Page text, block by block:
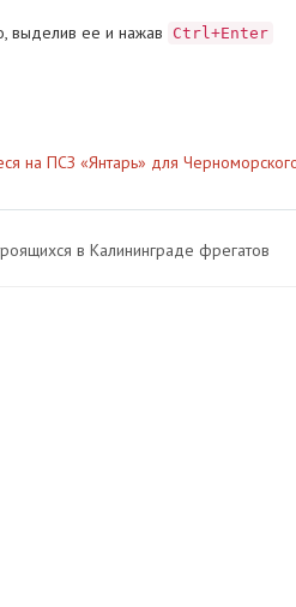
выделив ее и нажав Ctrl+Enter
на ПСЗ «Янтарь» для
в Калининграде фрегатов